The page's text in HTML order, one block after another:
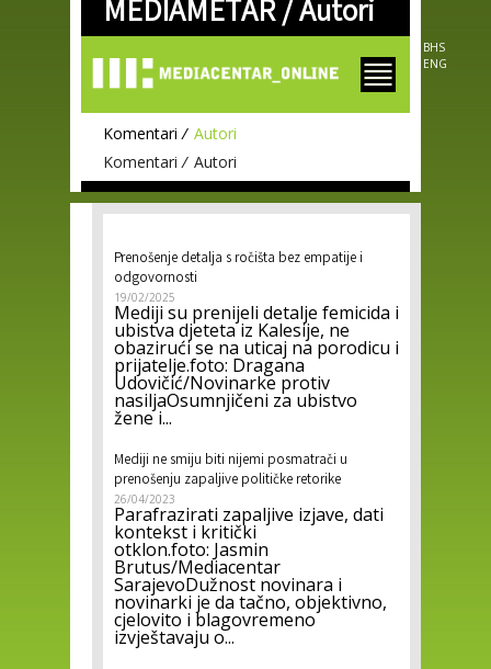
Skip to
main
MEDIAMETAR /Autori
BHS
ENG
Komentari
Autori
Komentari
Autori
Prenošenje detalja s ročišta bez empatije i
odgovornosti
19/02/2025
Mediji su prenijeli detalje femicida i
ubistva djeteta iz Kalesije, ne
obazirući se na uticaj na porodicu i
prijatelje.foto: Dragana
Udovičić/Novinarke protiv
nasiljaOsumnjičeni za ubistvo
žene i...
Mediji ne smiju biti nijemi posmatrači u
prenošenju zapaljive političke retorike
26/04/2023
Parafrazirati zapaljive izjave, dati
kontekst i kritički
otklon.foto: Jasmin
Brutus/Mediacentar
SarajevoDužnost novinara i
novinarki je da tačno, objektivno,
cjelovito i blagovremeno
izvještavaju o...